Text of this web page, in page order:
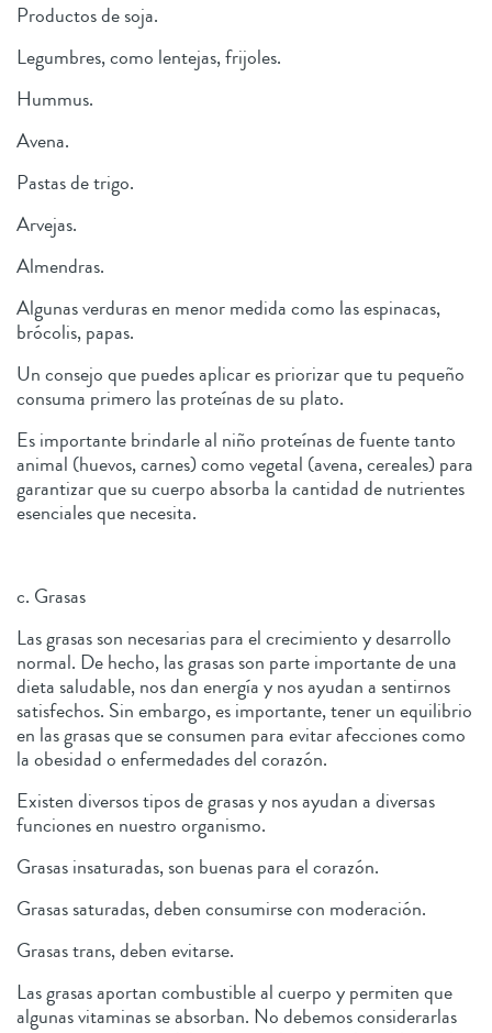
Productos de soja.
Legumbres, como lentejas, frijoles.
Hummus.
Avena.
Pastas de trigo.
Arvejas.
Almendras.
Algunas verduras en menor medida como las espinacas,
brócolis, papas.
Un consejo que puedes aplicar es priorizar que tu pequeño
consuma primero las proteínas de su plato.
Es importante brindarle al niño proteínas de fuente tanto
animal (huevos, carnes) como vegetal (avena, cereales) para
garantizar que su cuerpo absorba la cantidad de nutrientes
esenciales que necesita.
c. Grasas
Las grasas son necesarias para el crecimiento y desarrollo
normal. De hecho, las grasas son parte importante de una
dieta saludable, nos dan energía y nos ayudan a sentirnos
satisfechos. Sin embargo, es importante, tener un equilibrio
en las grasas que se consumen para evitar afecciones como
la obesidad o enfermedades del corazón.
Existen diversos tipos de grasas y nos ayudan a diversas
funciones en nuestro organismo.
Grasas insaturadas, son buenas para el corazón.
Grasas saturadas, deben consumirse con moderación.
Grasas trans, deben evitarse.
Las grasas aportan combustible al cuerpo y permiten que
algunas vitaminas se absorban. No debemos considerarlas